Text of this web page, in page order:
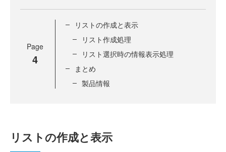
Page
4
リストの作成と表示
リスト作成処理
リスト選択時の情報表示処理
まとめ
製品情報
リストの作成と表示